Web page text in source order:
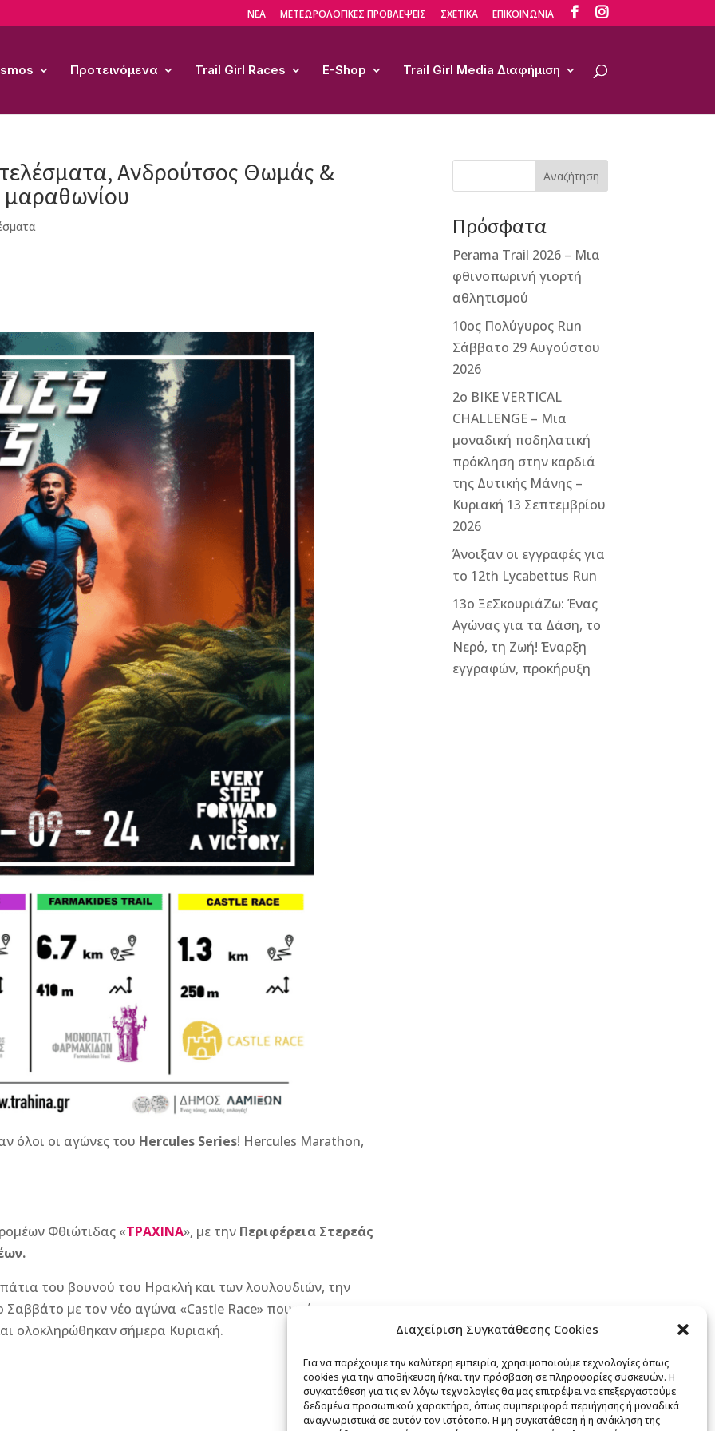
Διαχείριση Συγκατάθεσης Cookies
Για να παρέχουμε την καλύτερη εμπειρία, χρησιμοποιούμε τεχνολογίες όπως
cookies για την αποθήκευση ή/και την πρόσβαση σε πληροφορίες συσκευών. Η
συγκατάθεση για τις εν λόγω τεχνολογίες θα μας επιτρέψει να επεξεργαστούμε
δεδομένα προσωπικού χαρακτήρα, όπως συμπεριφορά περιήγησης ή μοναδικά
αναγνωριστικά σε αυτόν τον ιστότοπο. Η μη συγκατάθεση ή η ανάκληση της
ΝΕΑ ΜΕΤΕΩΡΟΛΟΓΙΚΕΣ ΠΡΟΒΛΕΨΕΙΣ ΣΧΕΤΙΚΑ ΕΠΙΚΟΙΝΩΝΙΑ  
Προτεινόμενα Trail Girl Races E-Shop Trail Girl Media Διαφήμιση
Ανδρούτσος Θωμάς &
μαραθωνίου
όλοι οι αγώνες του Hercules Series! Hercules Marathon,
Φθιώτιδας «ΤΡΑΧΙΝΑ», με την Περιφέρεια Στερεάς
του βουνού του Ηρακλή και των λουλουδιών, την
Σαββάτο με τον νέο αγώνα «Castle Race» που πήρε
ολοκληρώθηκαν σήμερα Κυριακή.
Αναζήτηση
Πρόσφατα
Perama Trail 2026 – Μια
φθινοπωρινή γιορτή
αθλητισμού
10ος Πολύγυρος Run
Σάββατο 29 Αυγούστου
2026
2ο ΒΙΚΕ VERTICAL
CHALLENGE – Μια
μοναδική ποδηλατική
πρόκληση στην καρδιά
της Δυτικής Μάνης –
Κυριακή 13 Σεπτεμβρίου
2026
Άνοιξαν οι εγγραφές για
το 12th Lycabettus Run
13ο ΞεΣκουριάΖω: Ένας
Αγώνας για τα Δάση, το
Νερό, τη Ζωή! Έναρξη
εγγραφών, προκήρυξη